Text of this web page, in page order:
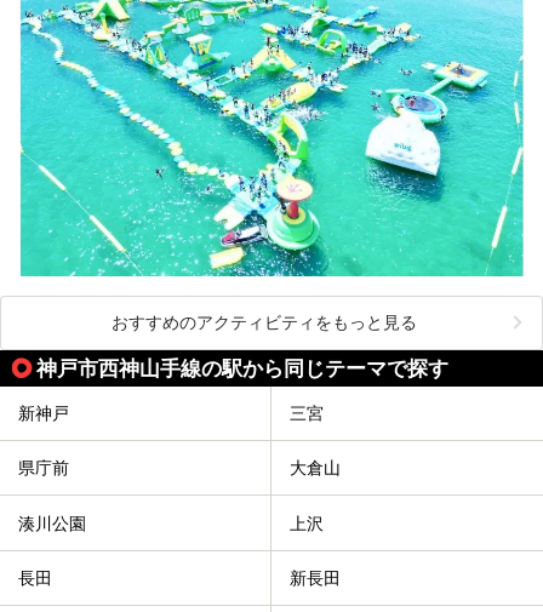
おすすめのアクティビティをもっと見る
神戸市西神山手線の駅から同じテーマで探す
新神戸 三宮
県庁前 大倉山
湊川公園 上沢
長田 新長田